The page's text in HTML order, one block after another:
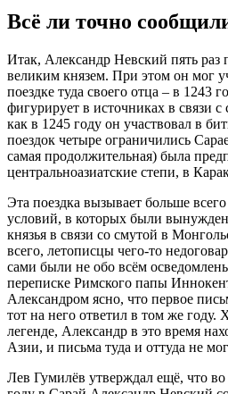
Всё ли точно
Итак, Александр Невский пять раз
великим князем. При этом он мог
поездке туда своего отца – в 1243
фигурирует в источниках в связи
как в 1245 году он участвовал в
поездок четыре ограничились
самая продолжительная) была
центральноазиатские степи, в
Эта поездка вызывает больше
условий, в которых были
князья в связи со смутой в
всего, летописцы чего-то
сами были не обо всём
переписке Римского папы
Александром ясно, что первое
тот на него ответил в том же году.
легенде, Александр в это время
Азии, и письма туда и оттуда не
Лев Гумилёв утверждал ещё, что